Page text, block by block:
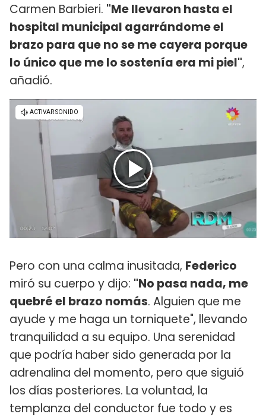
Carmen Barbieri. "Me llevaron hasta el
hospital municipal agarrándome el
brazo para que no se me cayera porque
lo único que me lo sostenía era mi piel",
añadió.
Pero con una calma inusitada, Federico
miró su cuerpo y dijo: "No pasa nada, me
quebré el brazo nomás. Alguien que me
ayude y me haga un torniquete", llevando
tranquilidad a su equipo. Una serenidad
que podría haber sido generada por la
adrenalina del momento, pero que siguió
los días posteriores. La voluntad, la
templanza del conductor fue todo y es